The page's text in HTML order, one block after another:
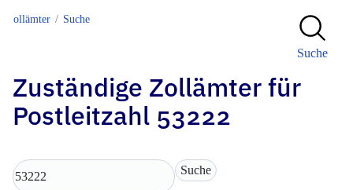
Zollämter Suche
Suche
Zuständige Zollämter für
Postleitzahl 53222